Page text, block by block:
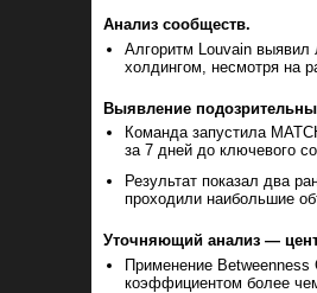
Анализ сообществ.
Алгоритм Louvain выявил
холдингом, несмотря на
Выявление
Команда запустила
за 7 дней до ключевого
Результат показал два
проходили наибольшие
Уточняющий анализ —
Применение
коэффициентом более